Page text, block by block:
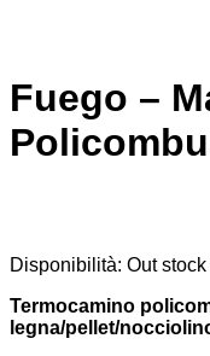
Fuego –
Disponibilità: Out stock
Termocamino
legna/pellet/